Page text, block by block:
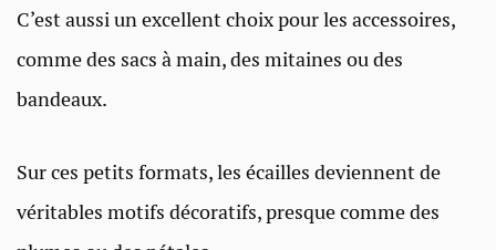
C’est aussi un excellent choix pour les accessoires,
comme des sacs à main, des mitaines ou des
bandeaux.
Sur ces petits formats, les écailles deviennent de
véritables motifs décoratifs, presque comme des